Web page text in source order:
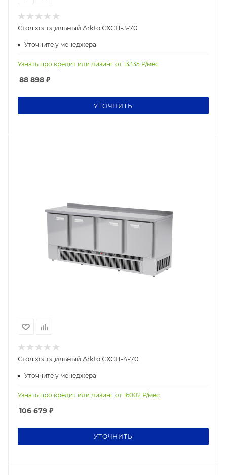
Стол холодильный Arkto СХСН-3-70
Уточните у менеджера
Узнать про кредит или лизинг от 13335 Р/мес
88 898 ₽
УТОЧНИТЬ
Стол холодильный Arkto СХСН-4-70
Уточните у менеджера
Узнать про кредит или лизинг от 16002 Р/мес
106 679 ₽
УТОЧНИТЬ